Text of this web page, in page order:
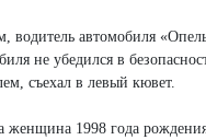
водитель автомобиля
не убедился в
съехал в левый кювет.
женщина 1998 года